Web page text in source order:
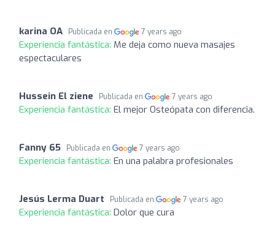
karina OA Publicada en 7 years ago
Experiencia fantástica: Me deja como nueva masajes
espectaculares
Hussein El ziene Publicada en 7 years ago
Experiencia fantástica: El mejor Osteópata con diferencia.
Fanny 65 Publicada en 7 years ago
Experiencia fantástica: En una palabra profesionales
Jesús Lerma Duart Publicada en 7 years ago
Experiencia fantástica: Dolor que cura